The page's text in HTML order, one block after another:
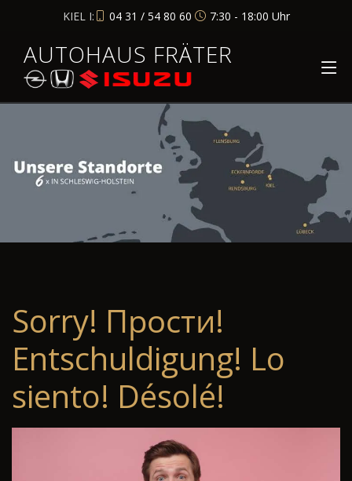
KIEL I: 04 31 / 54 80 60 7:30 - 18:00 Uhr
AUTOHAUS FRÄTER
Sorry! Прости!
Entschuldigung! Lo
siento! Désolé!